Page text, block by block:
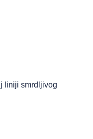
liniji smrdljivog